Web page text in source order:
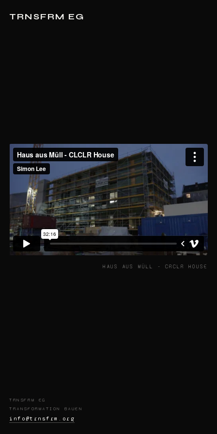
TRNSFRM EG
HAUS AUS MÜLL - CRCLR HOUSE
TRNSFRM EG
TRANSFORMATION BAUEN
info@trnsfrm.org